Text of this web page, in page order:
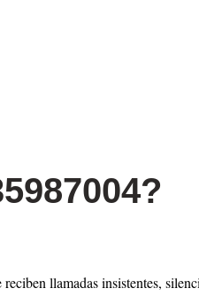
llamadas insistentes,